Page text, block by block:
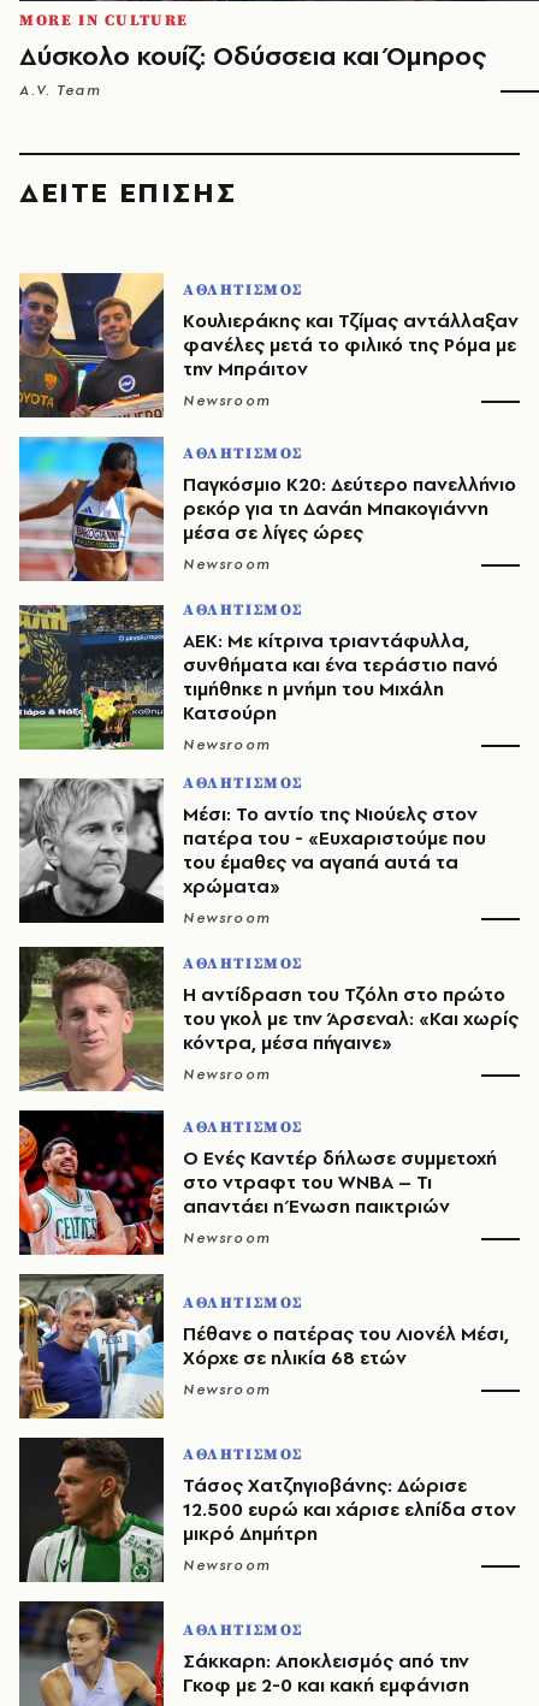
MORE IN CULTURE
Δύσκολο κουίζ: Οδύσσεια και Όμηρος
A.V. Team
ΔΕΙΤΕ ΕΠΙΣΗΣ
ΑΘΛΗΤΙΣΜΟΣ
Κουλιεράκης και Τζίμας αντάλλαξαν
φανέλες μετά το φιλικό της Ρόμα με
την Μπράιτον
Newsroom
ΑΘΛΗΤΙΣΜΟΣ
Παγκόσμιο Κ20: Δεύτερο πανελλήνιο
ρεκόρ για τη Δανάη Μπακογιάννη
μέσα σε λίγες ώρες
Newsroom
ΑΘΛΗΤΙΣΜΟΣ
ΑΕΚ: Με κίτρινα τριαντάφυλλα,
συνθήματα και ένα τεράστιο πανό
τιμήθηκε η μνήμη του Μιχάλη
Κατσούρη
Newsroom
ΑΘΛΗΤΙΣΜΟΣ
Μέσι: Το αντίο της Νιούελς στον
πατέρα του - «Ευχαριστούμε που
του έμαθες να αγαπά αυτά τα
χρώματα»
Newsroom
ΑΘΛΗΤΙΣΜΟΣ
Η αντίδραση του Τζόλη στο πρώτο
του γκολ με την Άρσεναλ: «Και χωρίς
κόντρα, μέσα πήγαινε»
Newsroom
ΑΘΛΗΤΙΣΜΟΣ
Ο Ενές Καντέρ δήλωσε συμμετοχή
στο ντραφτ του WNBA – Τι
απαντάει η Ένωση παικτριών
Newsroom
ΑΘΛΗΤΙΣΜΟΣ
Πέθανε ο πατέρας του Λιονέλ Μέσι,
Χόρχε σε ηλικία 68 ετών
Newsroom
ΑΘΛΗΤΙΣΜΟΣ
Τάσος Χατζηγιοβάνης: Δώρισε
12.500 ευρώ και χάρισε ελπίδα στον
μικρό Δημήτρη
Newsroom
ΑΘΛΗΤΙΣΜΟΣ
Σάκκαρη: Αποκλεισμός από την
Γκοφ με 2-0 και κακή εμφάνιση